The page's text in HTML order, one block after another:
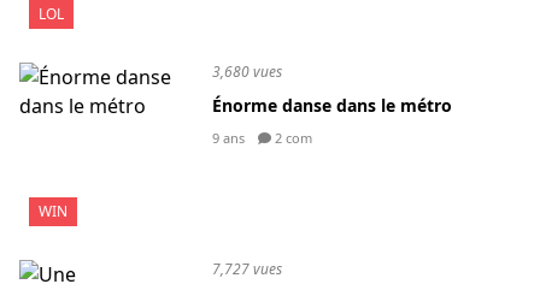
LOL
WIN
3,680 vues
Énorme danse dans le métro
9 ans 2 com
7,727 vues